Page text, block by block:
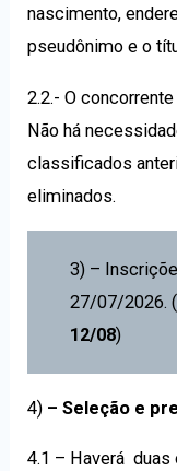
nascimento,
pseudônimo e o
2.2.- O
Não há
classificados
eliminados.
3) –
27/07/2026. (
12/08)
4) – Seleção e
4.1 – Haverá